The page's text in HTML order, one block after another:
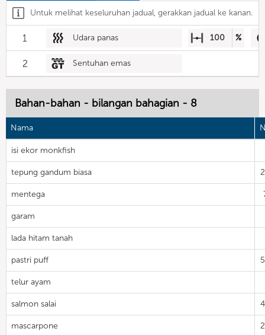
Untuk melihat keseluruhan jadual, gerakkan jadual ke kanan.
1 Udara panas 100 %
2 Sentuhan emas
Bahan-bahan - bilangan bahagian - 8
Nama
isi ekor monkfish
tepung gandum biasa
mentega
garam
lada hitam tanah
pastri puff
telur ayam
salmon salai
mascarpone